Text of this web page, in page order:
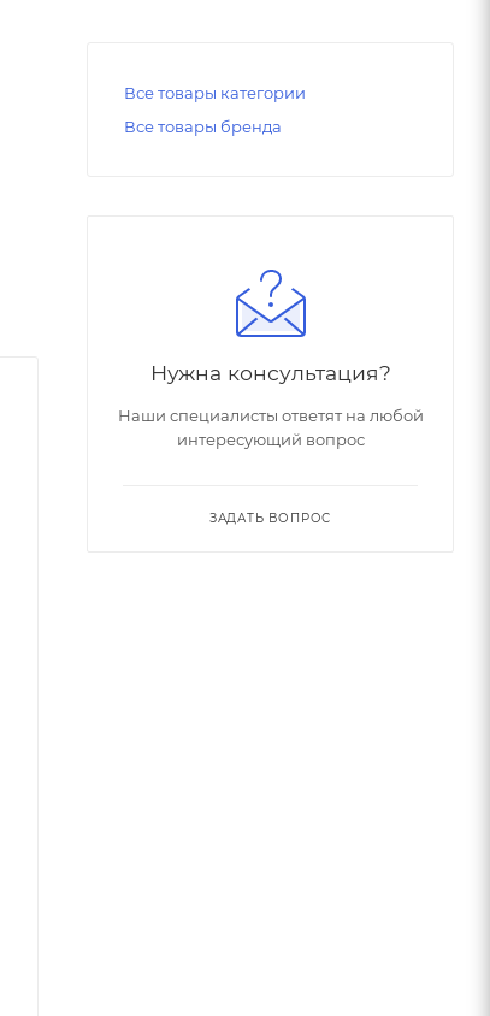
Все товары категории
Все товары бренда
Нужна консультация?
Наши специалисты ответят на любой
интересующий вопрос
ЗАДАТЬ ВОПРОС